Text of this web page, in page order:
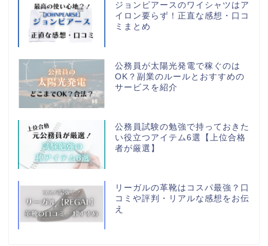
ジョンピアースのワイシャツはア
イロン要らず！正直な感想・口コ
ミまとめ
公務員が太陽光発電で稼ぐのは
OK？副業のルールとおすすめの
サービスを紹介
公務員試験の勉強で持っておきた
い役立つアイテム6選【上位合格
者が厳選】
リーガルの革靴はコスパ最強？口
コミや評判・リアルな感想をお伝
え